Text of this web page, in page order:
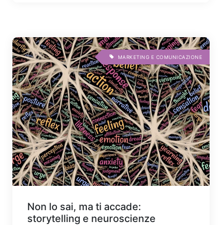
MARKETING E COMUNICAZIONE
Non lo sai, ma ti accade:
storytelling e neuroscienze